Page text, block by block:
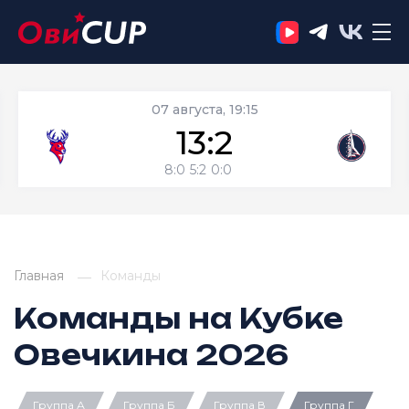
07 августа, 19:15
13:2
8:0 5:2 0:0
Главная Команды
Команды на Кубке
Овечкина 2026
Группа А Группа Б Группа В Группа Г